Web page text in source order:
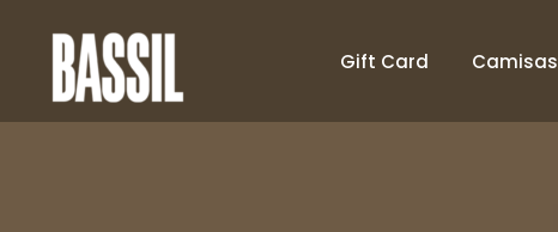
Gift Card Camisas